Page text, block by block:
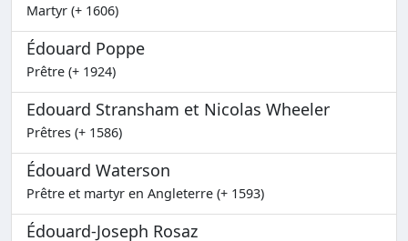
Martyr (+ 1606)
Édouard Poppe
Prêtre (+ 1924)
Edouard Stransham et Nicolas Wheeler
Prêtres (+ 1586)
Édouard Waterson
Prêtre et martyr en Angleterre (+ 1593)
Édouard-Joseph Rosaz